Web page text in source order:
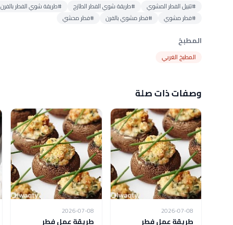
#تتبيل الفطر المشوي #طريقة شوي الفطر الطازج #طريقة شوي الفطر بالفرن
#فطر مشوي
#فطر مشوي بالفرن #فطر محشي
المطبخ
المطبخ الغربي
وصفات ذات صلة
2026-07-08
طريقة عمل فطر
2026-07-08
طريقة عمل فطر